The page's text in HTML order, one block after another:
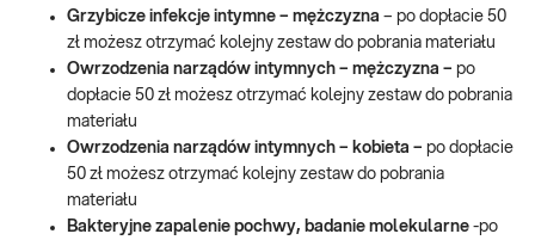
Grzybicze infekcje intymne – mężczyzna – po dopłacie 50
zł możesz otrzymać kolejny zestaw do pobrania materiału
Owrzodzenia narządów intymnych – mężczyzna – po
dopłacie 50 zł możesz otrzymać kolejny zestaw do pobrania
materiału
Owrzodzenia narządów intymnych – kobieta – po dopłacie
50 zł możesz otrzymać kolejny zestaw do pobrania
materiału
Bakteryjne zapalenie pochwy, badanie molekularne -po